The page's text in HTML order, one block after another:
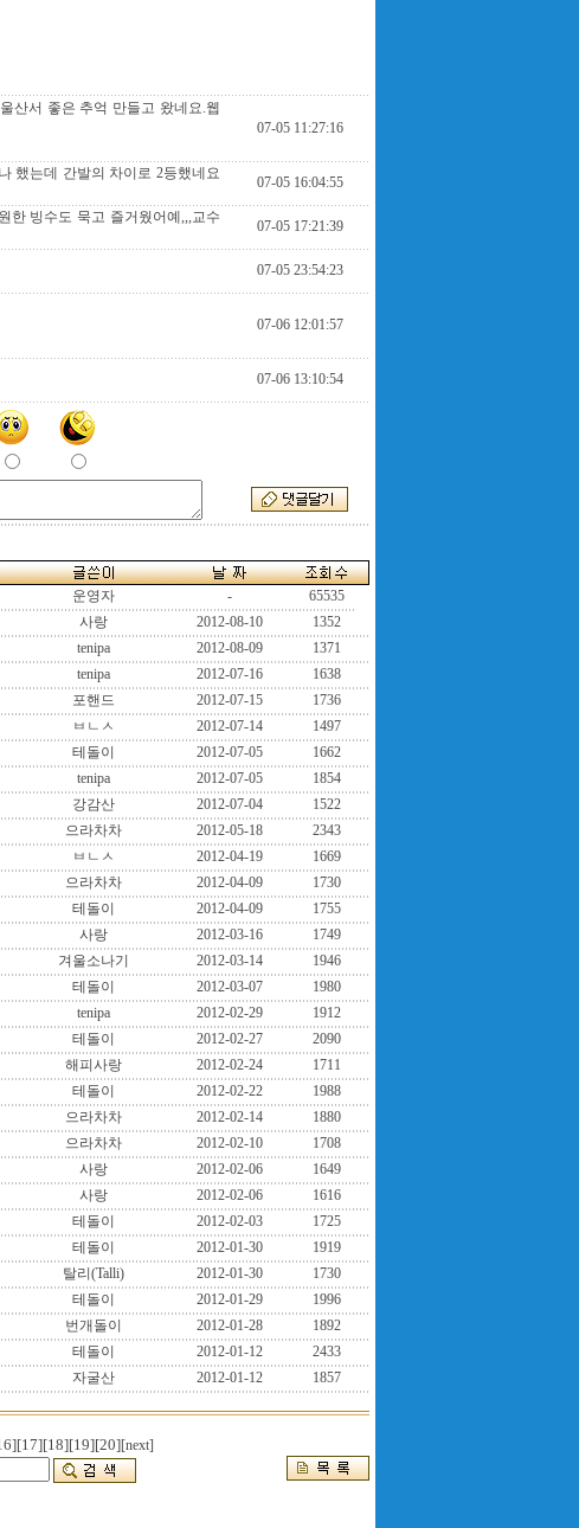
산서 좋은 추억 만들고 왔네요.웹
07-05 11:27:16
했는데 간발의 차이로 2등했네요
07-05 16:04:55
한 빙수도 묵고 즐거웠어예,,,교수
07-05 17:21:39
07-05 23:54:23
07-06 12:01:57
07-06 13:10:54
운영자 -
65535
사랑 2012-08-10
1352
tenipa 2012-08-09
1371
tenipa 2012-07-16
1638
포핸드 2012-07-15
1736
ㅂㄴㅅ 2012-07-14
1497
테돌이 2012-07-05
1662
tenipa 2012-07-05
1854
강감산 2012-07-04
1522
으라차차 2012-05-18
2343
ㅂㄴㅅ 2012-04-19
1669
으라차차 2012-04-09
1730
테돌이 2012-04-09
1755
사랑 2012-03-16
1749
겨울소나기 2012-03-14
1946
테돌이 2012-03-07
1980
tenipa 2012-02-29
1912
테돌이 2012-02-27
2090
해피사랑 2012-02-24
1711
테돌이 2012-02-22
1988
으라차차 2012-02-14
1880
으라차차 2012-02-10
1708
사랑 2012-02-06
1649
사랑 2012-02-06
1616
테돌이 2012-02-03
1725
테돌이 2012-01-30
1919
탈리(Talli) 2012-01-30
1730
테돌이 2012-01-29
1996
번개돌이 2012-01-28
1892
테돌이 2012-01-12
2433
자굴산 2012-01-12 1857
[17][18][19][20][next]